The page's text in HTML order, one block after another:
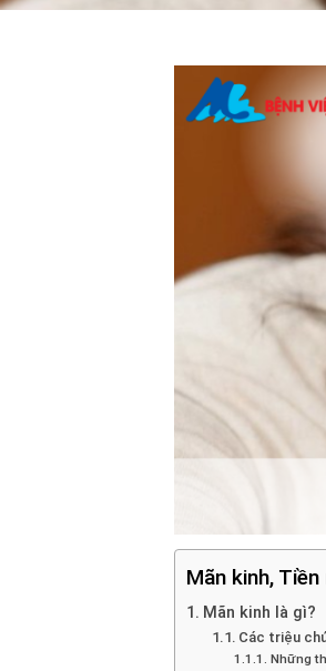
Mãn kinh,
Mãn kinh là gì?
Các triệu
Những